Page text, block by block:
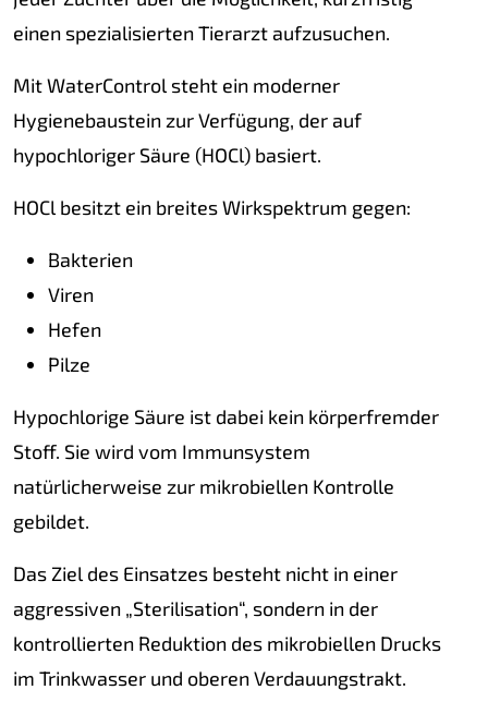
einen spezialisierten Tierarzt aufzusuchen.
Mit WaterControl steht ein moderner
Hygienebaustein zur Verfügung, der auf
hypochloriger Säure (HOCl) basiert.
HOCl besitzt ein breites Wirkspektrum gegen:
Bakterien
Viren
Hefen
Pilze
Hypochlorige Säure ist dabei kein körperfremder
Stoff. Sie wird vom Immunsystem
natürlicherweise zur mikrobiellen Kontrolle
gebildet.
Das Ziel des Einsatzes besteht nicht in einer
aggressiven „Sterilisation“, sondern in der
kontrollierten Reduktion des mikrobiellen Drucks
im Trinkwasser und oberen Verdauungstrakt.